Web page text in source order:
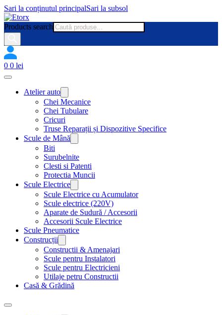
Sari la conținutul principalSari la subsol
Products search
0 0 lei
Atelier auto
Chei Mecanice
Chei Tubulare
Cricuri
Truse Reparații și Dispozitive Specifice
Scule de Mână
Biti
Surubelnite
Clesti si Patenti
Protectia Muncii
Scule Electrice
Scule Electrice cu Acumulator
Scule electrice (220V)
Aparate de Sudură / Accesorii
Accesorii Scule Electrice
Scule Pneumatice
Construcții
Constructii & Amenajari
Scule pentru Instalatori
Scule pentru Electricieni
Utilaje petru Constructii
Casă & Grădină